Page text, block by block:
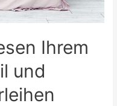
Ihrem
und